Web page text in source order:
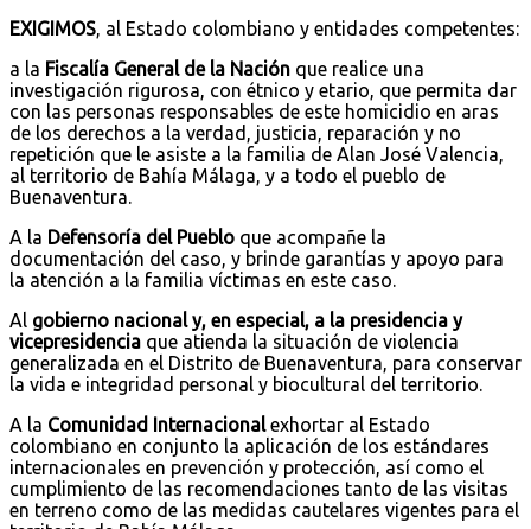
EXIGIMOS , al Estado colombiano y entidades competentes:
a la Fiscalía General de la Nación que realice una
investigación rigurosa, con étnico y etario, que permita dar
con las personas responsables de este homicidio en aras
de los derechos a la verdad, justicia, reparación y no
repetición que le asiste a la familia de Alan José Valencia,
al territorio de Bahía Málaga, y a todo el pueblo de
Buenaventura.
A la Defensoría del Pueblo que acompañe la
documentación del caso, y brinde garantías y apoyo para
la atención a la familia víctimas en este caso.
Al gobierno nacional y, en especial, a la presidencia y
vicepresidencia que atienda la situación de violencia
generalizada en el Distrito de Buenaventura, para conservar
la vida e integridad personal y biocultural del territorio.
A la Comunidad Internacional exhortar al Estado
colombiano en conjunto la aplicación de los estándares
internacionales en prevención y protección, así como el
cumplimiento de las recomendaciones tanto de las visitas
en terreno como de las medidas cautelares vigentes para el